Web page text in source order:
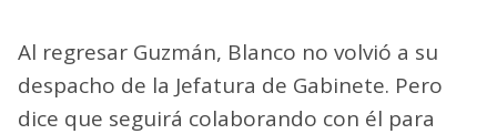
Al regresar Guzmán, Blanco no volvió a su
despacho de la Jefatura de Gabinete. Pero
dice que seguirá colaborando con él para